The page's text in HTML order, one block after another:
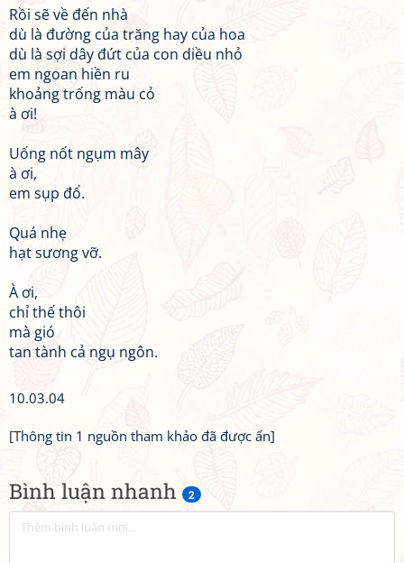
Bình luận nhanh 2
Rồi sẽ về đến nhà
dù là đường của trăng hay của hoa
dù là sợi dây đứt của con diều nhỏ
em ngoan hiền ru
khoảng trống màu cỏ
à ơi!
Uống nốt ngụm mây
à ơi,
em sụp đổ.
Quá nhẹ
hạt sương vỡ.
À ơi,
chỉ thế thôi
mà gió
tan tành cả ngụ ngôn.
10.03.04
[Thông tin 1 nguồn tham khảo đã được ẩn]